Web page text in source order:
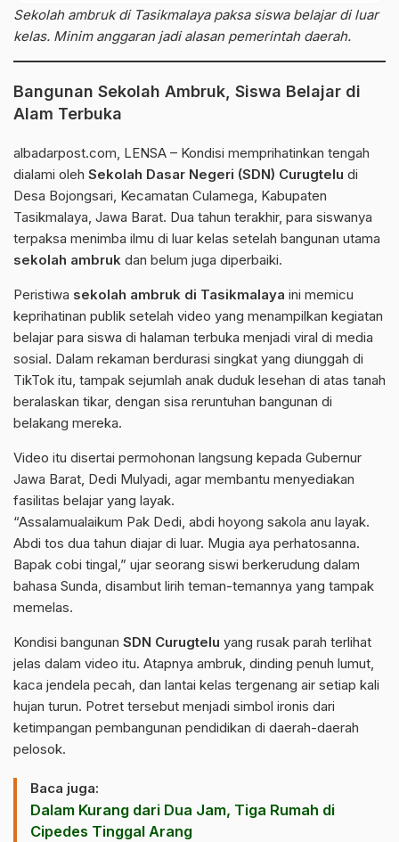
Sekolah ambruk di Tasikmalaya paksa siswa belajar di luar
kelas. Minim anggaran jadi alasan pemerintah daerah.
Bangunan Sekolah Ambruk, Siswa Belajar di
Alam Terbuka
albadarpost.com, LENSA – Kondisi memprihatinkan tengah
dialami oleh Sekolah Dasar Negeri (SDN) Curugtelu di
Desa Bojongsari, Kecamatan Culamega, Kabupaten
Tasikmalaya, Jawa Barat. Dua tahun terakhir, para siswanya
terpaksa menimba ilmu di luar kelas setelah bangunan utama
sekolah ambruk dan belum juga diperbaiki.
Peristiwa sekolah ambruk di Tasikmalaya ini memicu
keprihatinan publik setelah video yang menampilkan kegiatan
belajar para siswa di halaman terbuka menjadi viral di media
sosial. Dalam rekaman berdurasi singkat yang diunggah di
TikTok itu, tampak sejumlah anak duduk lesehan di atas tanah
beralaskan tikar, dengan sisa reruntuhan bangunan di
belakang mereka.
Video itu disertai permohonan langsung kepada Gubernur
Jawa Barat, Dedi Mulyadi, agar membantu menyediakan
fasilitas belajar yang layak.
“Assalamualaikum Pak Dedi, abdi hoyong sakola anu layak.
Abdi tos dua tahun diajar di luar. Mugia aya perhatosanna.
Bapak cobi tingal,” ujar seorang siswi berkerudung dalam
bahasa Sunda, disambut lirih teman-temannya yang tampak
memelas.
Kondisi bangunan SDN Curugtelu yang rusak parah terlihat
jelas dalam video itu. Atapnya ambruk, dinding penuh lumut,
kaca jendela pecah, dan lantai kelas tergenang air setiap kali
hujan turun. Potret tersebut menjadi simbol ironis dari
ketimpangan pembangunan pendidikan di daerah-daerah
pelosok.
Baca juga:
Dalam Kurang dari Dua Jam, Tiga Rumah di
Cipedes Tinggal Arang